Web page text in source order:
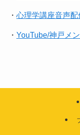
・ 心理学講座音声
・ YouTube/神戸メ